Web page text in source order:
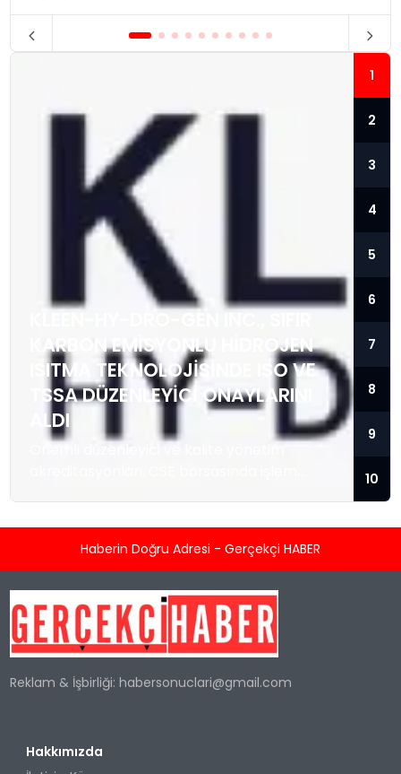
KARBON EMISYONLU HIDROJEN
ISITMA TEKNOLOJISINDE ISO VE
TSSA DÜZENLEYICI ONAYLARINI
ALDI
Sistemlerini üretmek ve satmak üzere
kurumsal sözleşmeler için konumlandırıyor.
TORONTO, KANADA / ACCESS Newswire / 5
Ağustos 2026 / Kleen-Hy-Dro-Gen Inc.
1
2
3
4
5
6
7
8
9
10
Haberin Doğru Adresi - Gerçekçi HABER
Reklam & İşbirliği:habersonuclari@gmail.com
Hakkımızda